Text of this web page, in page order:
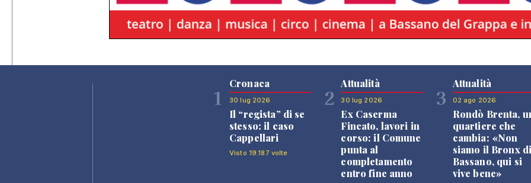
1
Cronaca
30 lug 2026
Il “regista” di se
stesso: il caso
Cappellari
Visto 19.187 volte
2
Attualità
30 lug 2026
Ex Caserma
Fincato, lavori in
corso: il Comune
punta al
completamento
entro fine anno
3
Attualità
02 ago 2026
Rondò Brenta,
quartiere che
cambia: «Non
siamo il Bronx
Bassano, qui si
vive bene»